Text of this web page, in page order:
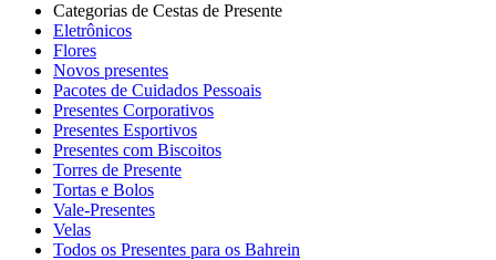
Categorias de Cestas de Presente
Eletrônicos
Flores
Novos presentes
Pacotes de Cuidados Pessoais
Presentes Corporativos
Presentes Esportivos
Presentes com Biscoitos
Torres de Presente
Tortas e Bolos
Vale-Presentes
Velas
Todos os Presentes para os Bahrein